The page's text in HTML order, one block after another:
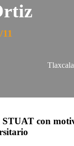
STUAT con